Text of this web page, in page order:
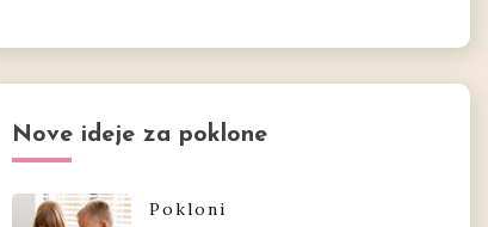
Nove ideje za poklone
Pokloni